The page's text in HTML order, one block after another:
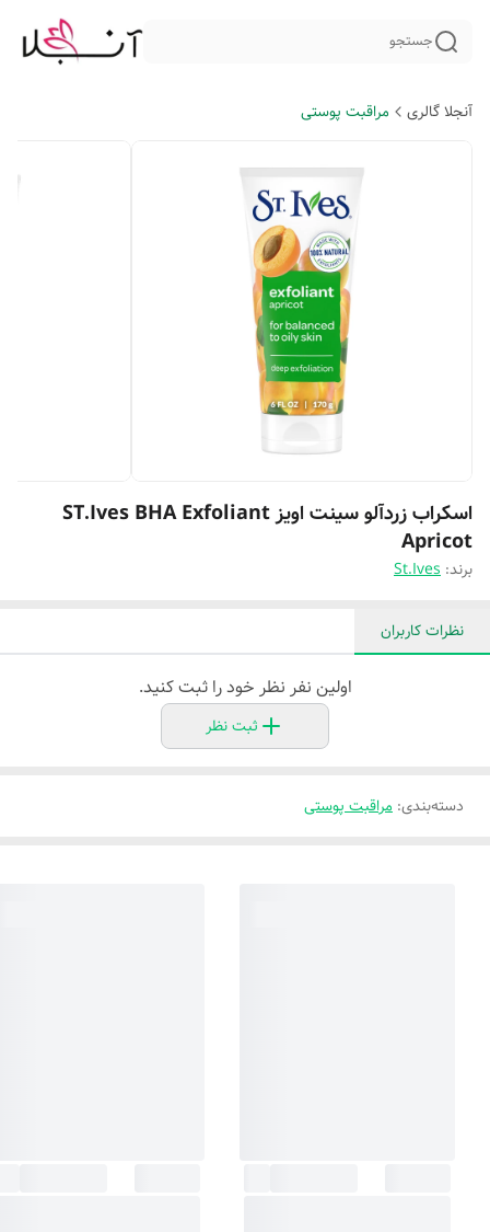
جستجو
آنجلا گالری مراقبت پوستی
اسکراب زردآلو سینت اویز ST.Ives BHA Exfoliant
Apricot
برند: St.Ives
نظرات کاربران
اولین نفر نظر خود را ثبت کنید.
ثبت نظر
دسته‌بندی: مراقبت پوستی